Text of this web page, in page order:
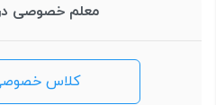
معلم خصوصی در
کلاس